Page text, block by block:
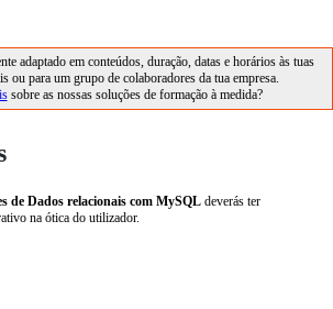
adaptado em conteúdos, duração, datas e horários às tuas
ou para um grupo de colaboradores da tua empresa.
sobre as nossas soluções de formação à medida?
de Dados relacionais com MySQL deverás ter
na ótica do utilizador.